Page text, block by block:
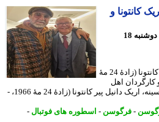
و
16 ماه پیش - دوشنبه 18
به گزارش پارسینه، اریک دانیل پیر کانتونا (زادهٔ 24 مهٔ
اهل
فرانسه است. وی... به گزارش پارسینه، اریک دانیل پیر کانتونا (زادهٔ 24 مهٔ 1966، -
-فرگوسن-اسطوره های فوتبال-